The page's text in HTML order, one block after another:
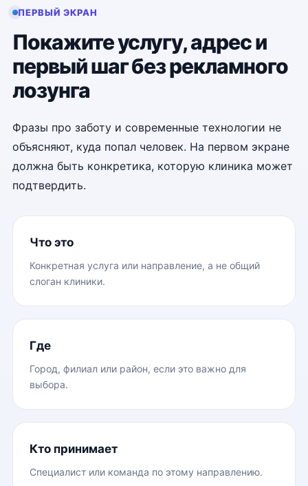
ПЕРВЫЙ ЭКРАН
Покажите услугу, адрес и
первый шаг без рекламного
лозунга
Фразы про заботу и современные технологии не
объясняют, куда попал человек. На первом экране
должна быть конкретика, которую клиника может
подтвердить.
Что это
Конкретная услуга или направление, а не общий
слоган клиники.
Где
Город, филиал или район, если это важно для
выбора.
Кто принимает
Специалист или команда по этому направлению.